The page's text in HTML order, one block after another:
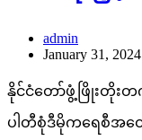
admin
January 31, 2024
နိုင်ငံတော်ဖွံ့ဖြိုးတိုးတ
ပါတီစုံဒီမိုကရေစီအထွ